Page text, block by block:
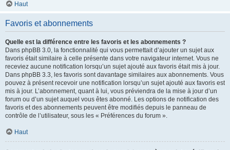
Haut
Favoris et abonnements
Quelle est la différence entre les favoris et les abonnements ?
Dans phpBB 3.0, la fonctionnalité qui vous permettait d’ajouter un sujet aux
favoris était similaire à celle présente dans votre navigateur internet. Vous ne
receviez aucune notification lorsqu’un sujet ajouté aux favoris était mis à jour.
Dans phpBB 3.3, les favoris sont davantage similaires aux abonnements. Vous
pouvez à présent recevoir une notification lorsqu’un sujet ajouté aux favoris est
mis à jour. L’abonnement, quant à lui, vous préviendra de la mise à jour d’un
forum ou d’un sujet auquel vous êtes abonné. Les options de notification des
favoris et des abonnements peuvent être modifiés depuis le panneau de
contrôle de l’utilisateur, sous les « Préférences du forum ».
Haut